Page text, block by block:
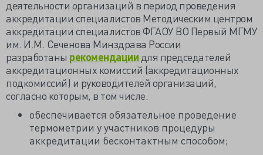
деятельности организаций в период проведения
аккредитации специалистов Методическим центром
аккредитации специалистов ФГАОУ ВО Первый МГМУ
им. И.М. Сеченова Минздрава России
разработаны рекомендации для председателей
аккредитационных комиссий (аккредитационных
подкомиссий) и руководителей организаций,
согласно которым, в том числе:
обеспечивается обязательное проведение
термометрии у участников процедуры
аккредитации бесконтактным способом;